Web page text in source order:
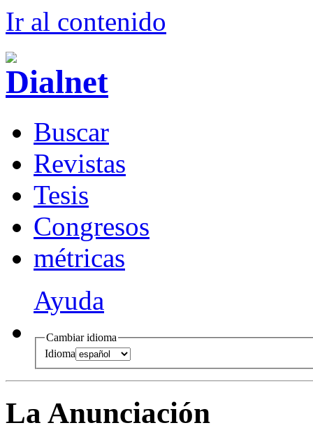
Ir al contenido
Buscar
Revistas
Tesis
Congresos
métricas
Ayuda
Cambiar idioma
Idioma
La Anunciación